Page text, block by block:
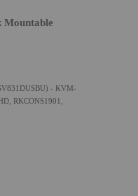
Mountable
- KVM-
RKCONS1901,